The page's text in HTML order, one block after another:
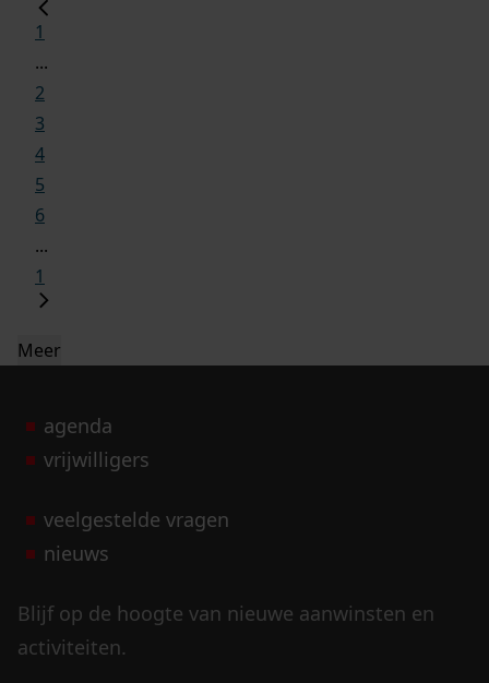
1
...
2
3
4
5
6
...
1
Meer
agenda
vrijwilligers
veelgestelde vragen
nieuws
Blijf op de hoogte van nieuwe aanwinsten en
activiteiten.